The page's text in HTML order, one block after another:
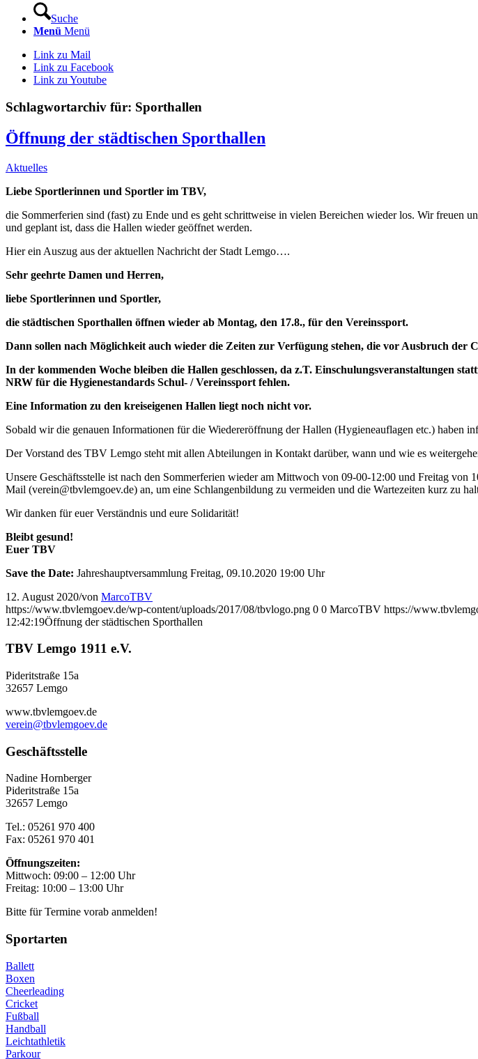
Suche
Menü Menü
Link zu Mail
Link zu Facebook
Link zu Youtube
Schlagwortarchiv für: Sporthallen
Öffnung der städtischen Sporthallen
Aktuelles
Liebe Sportlerinnen und Sportler im TBV,
die Sommerferien sind (fast) zu Ende und es geht schrittweise in vielen Bereichen wieder los. Wir freuen
und geplant ist, dass die Hallen wieder geöffnet werden.
Hier ein Auszug aus der aktuellen Nachricht der Stadt Lemgo….
Sehr geehrte Damen und Herren,
liebe Sportlerinnen und Sportler,
die städtischen Sporthallen öffnen wieder ab Montag, den 17.8., für den Vereinssport.
Dann sollen nach Möglichkeit auch wieder die Zeiten zur Verfügung stehen, die vor Ausbruch der
In der kommenden Woche bleiben die Hallen geschlossen, da z.T. Einschulungsveranstaltungen
NRW für die Hygienestandards Schul- / Vereinssport fehlen.
Eine Information zu den kreiseigenen Hallen liegt noch nicht vor.
Sobald wir die genauen Informationen für die Wiedereröffnung der Hallen (Hygieneauflagen etc.) haben
Der Vorstand des TBV Lemgo steht mit allen Abteilungen in Kontakt darüber, wann und wie es
Unsere Geschäftsstelle ist nach den Sommerferien wieder am Mittwoch von 09-00-12:00 und Freitag
Mail (verein@tbvlemgoev.de) an, um eine Schlangenbildung zu vermeiden und die Wartezeiten kurz zu
Wir danken für euer Verständnis und eure Solidarität!
Bleibt gesund!
Euer TBV
Save the Date: Jahreshauptversammlung Freitag, 09.10.2020 19:00 Uhr
12. August 2020/von MarcoTBV
https://www.tbvlemgoev.de/wp-content/uploads/2017/08/tbvlogo.png 0 0 MarcoTBV https://
12:42:19Öffnung der städtischen Sporthallen
TBV Lemgo 1911 e.V.
Pideritstraße 15a
32657 Lemgo
www.tbvlemgoev.de
verein@tbvlemgoev.de
Geschäftsstelle
Nadine Hornberger
Pideritstraße 15a
32657 Lemgo
Tel.: 05261 970 400
Fax: 05261 970 401
Öffnungszeiten:
Mittwoch: 09:00 – 12:00 Uhr
Freitag: 10:00 – 13:00 Uhr
Bitte für Termine vorab anmelden!
Sportarten
Ballett
Boxen
Cheerleading
Cricket
Fußball
Handball
Leichtathletik
Parkour